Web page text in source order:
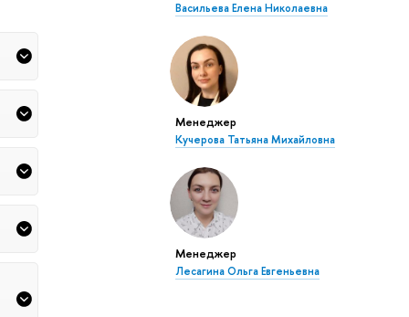
Васильева Елена Николаевна
Менеджер
Кучерова Татьяна Михайловна
Менеджер
Лесагина Ольга Евгеньевна